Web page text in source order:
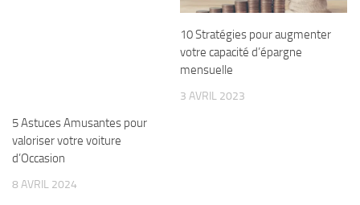
5 Astuces Amusantes pour
valoriser votre voiture
d’Occasion
8 AVRIL 2024
10 Stratégies pour augmenter
votre capacité d’épargne
mensuelle
3 AVRIL 2023